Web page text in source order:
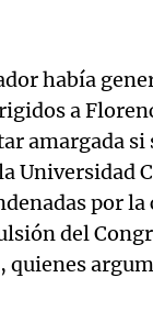
había
a
amargada
Universidad
por
del
quienes